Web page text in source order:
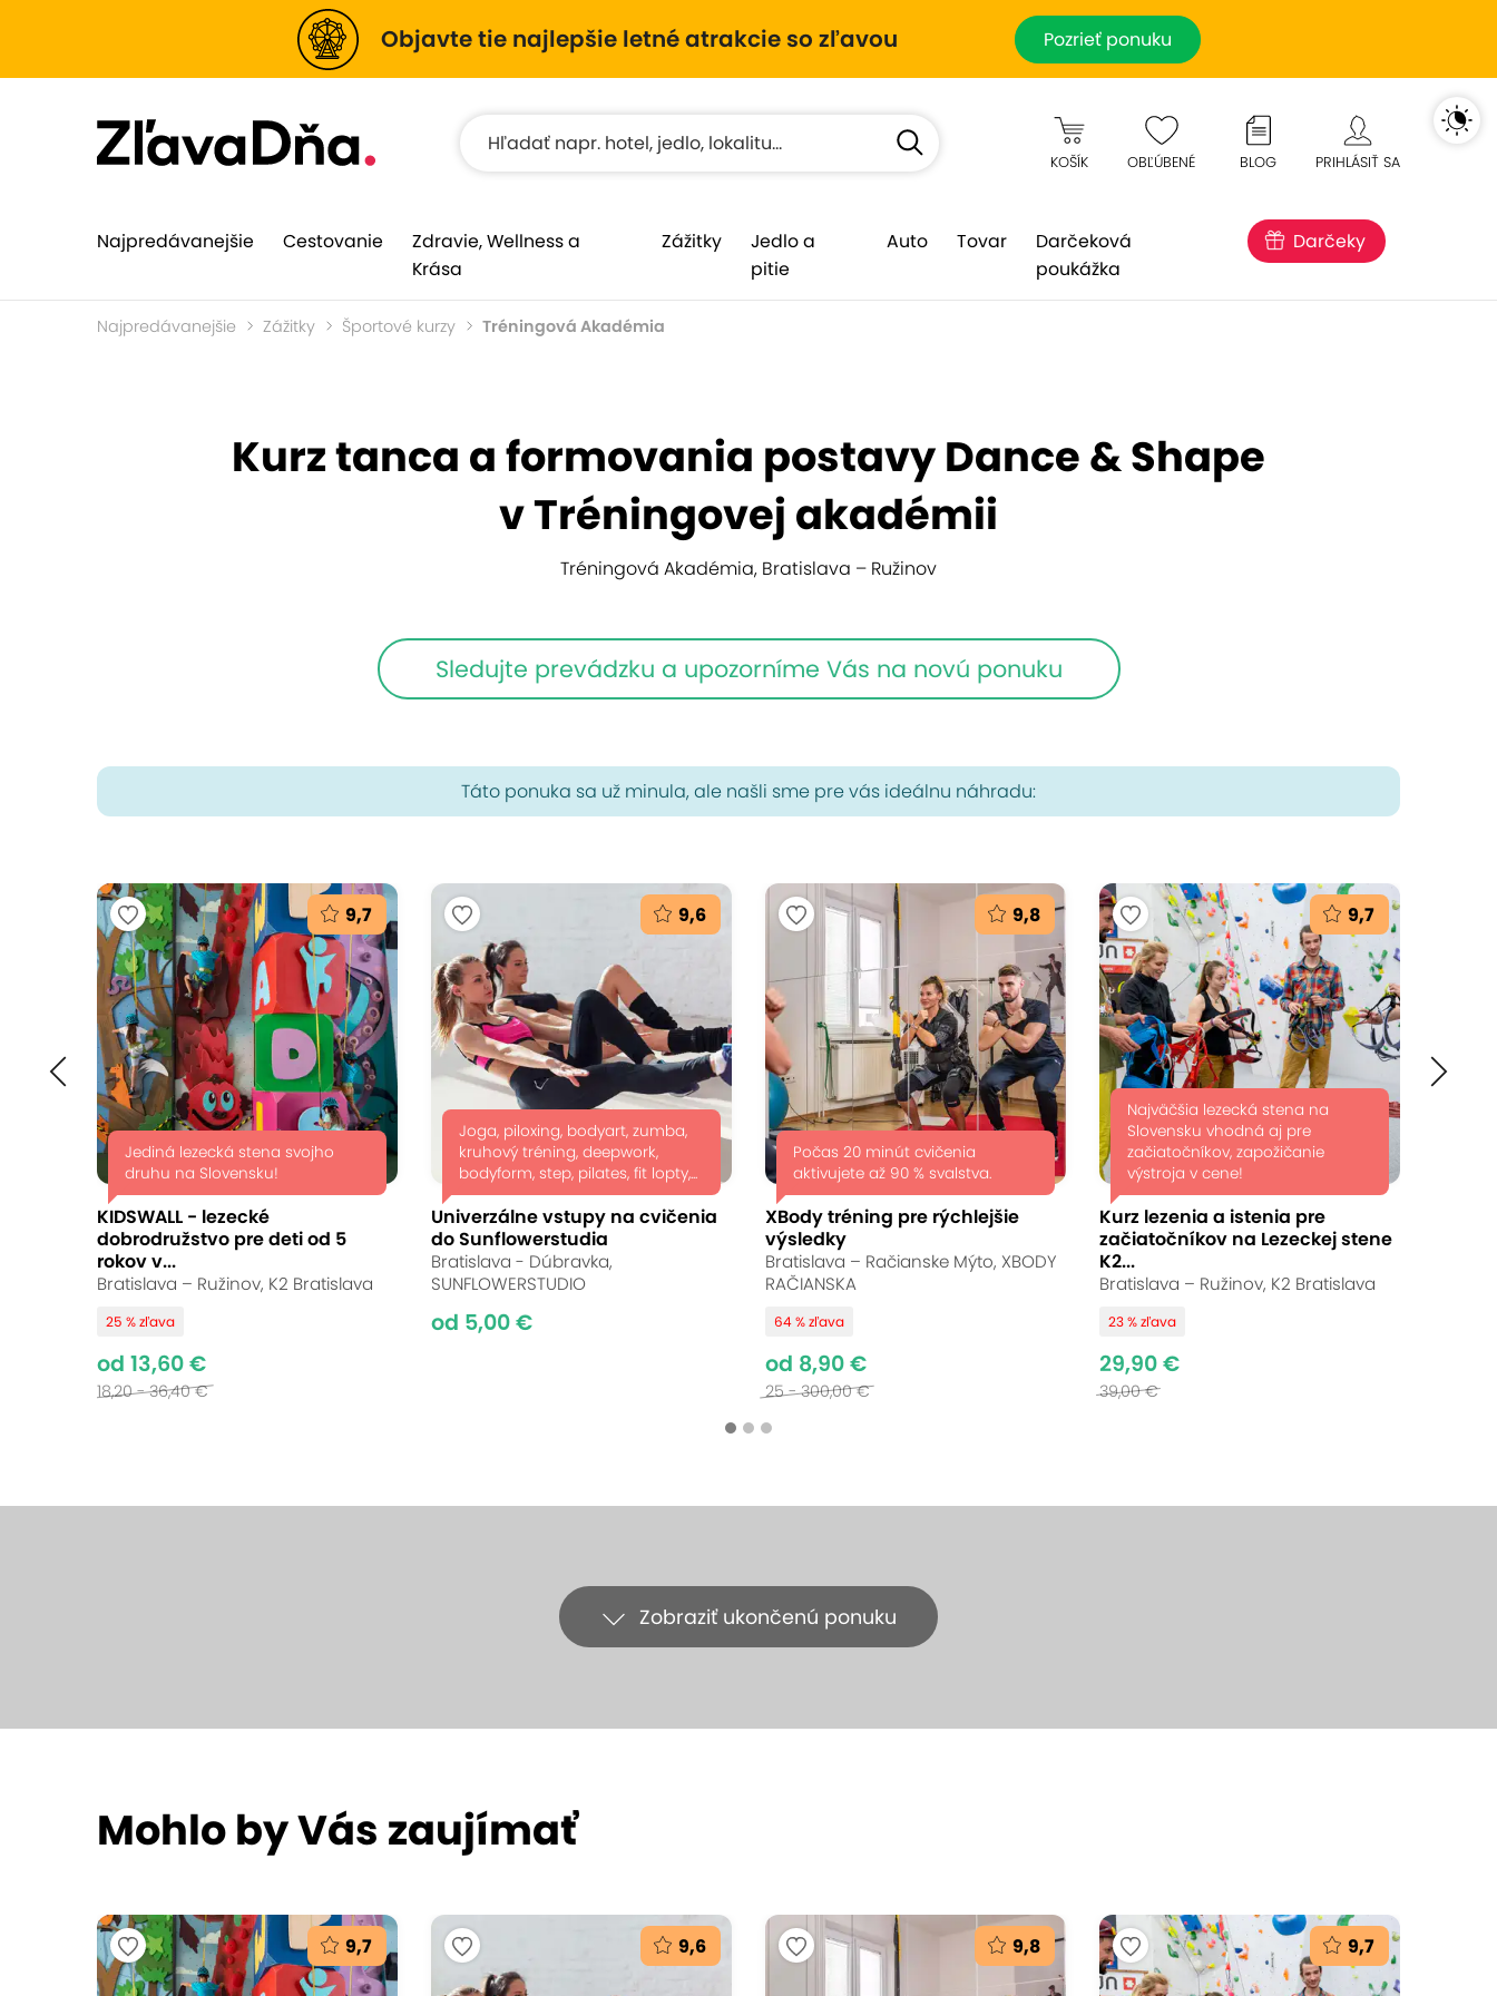
Objavte tie najlepšie letné atrakcie so zľavou Pozrieť ponuku
KOŠÍK OBĽÚBENÉ BLOG PRIHLÁSIŤ SA
Najpredávanejšie Cestovanie
Zdravie, Wellness a
Krása
Zážitky
Jedlo a
pitie
Auto Tovar
Darčeková
poukážka
Darčeky
Najpredávanejšie Zážitky Športové kurzy Tréningová Akadémia
Kurz tanca a formovania postavy Dance & Shape
v Tréningovej akadémii
Tréningová Akadémia, Bratislava – Ružinov
Sledujte prevádzku a upozorníme Vás na novú ponuku
Táto ponuka sa už minula, ale našli sme pre vás ideálnu náhradu:
9,7
Jediná lezecká stena svojho
druhu na Slovensku!
KIDSWALL - lezecké
dobrodružstvo pre deti od 5
rokov v...
Bratislava – Ružinov, K2 Bratislava
25 % zľava
od 13,60 €
18,20 - 36,40 €
9,6
Joga, piloxing, bodyart, zumba,
kruhový tréning, deepwork,
bodyform, step, pilates, fit lopty,...
Univerzálne vstupy na cvičenia
do Sunflowerstudia
Bratislava - Dúbravka,
SUNFLOWERSTUDIO
od 5,00 €
9,8
Počas 20 minút cvičenia
aktivujete až 90 % svalstva.
XBody tréning pre rýchlejšie
výsledky
Bratislava – Račianske Mýto, XBODY
RAČIANSKA
64 % zľava
od 8,90 €
25 - 300,00 €
9,7
Najväčšia lezecká stena na
Slovensku vhodná aj pre
začiatočníkov, zapožičanie
výstroja v cene!
Kurz lezenia a istenia pre
začiatočníkov na Lezeckej stene
K2...
Bratislava – Ružinov, K2 Bratislava
23 % zľava
29,90 €
39,00 €
Zobraziť ukončenú ponuku
Mohlo by Vás zaujímať
9,7 9,6 9,8 9,7